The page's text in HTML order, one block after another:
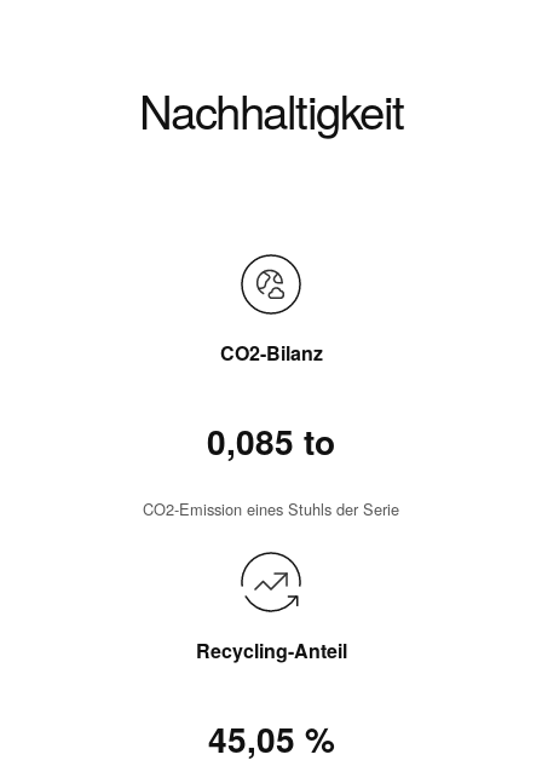
Nachhaltigkeit
CO2-Bilanz
0,085 to
CO2-Emission eines Stuhls der Serie
Recycling-Anteil
45,05 %